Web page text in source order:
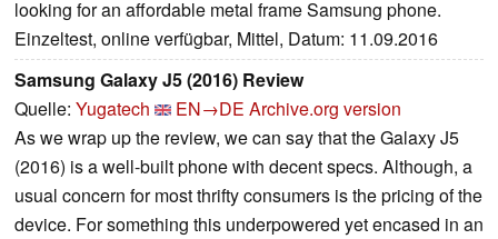
looking for an affordable metal frame Samsung phone.
Einzeltest, online verfügbar, Mittel, Datum: 11.09.2016
Samsung Galaxy J5 (2016) Review
Quelle: Yugatech EN→DE Archive.org version
As we wrap up the review, we can say that the Galaxy J5
(2016) is a well-built phone with decent specs. Although, a
usual concern for most thrifty consumers is the pricing of the
device. For something this underpowered yet encased in an